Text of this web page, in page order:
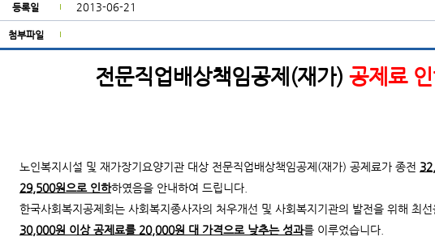
등록일 2013-06-21
첨부파일
전문직업배상책임공제(재가) 공제료
노인복지시설 및 재가장기요양기관 대상 전문직업배상책임공제(재가) 공제료가 종전
29,500원으로 인하하였음을 안내하여 드립니다.
한국사회복지공제회는 사회복지종사자의 처우개선 및 사회복지기관의 발전을 위해 최선
30,000원 이상 공제료를 20,000원 대 가격으로 낮추는 성과를 이루었습니다.